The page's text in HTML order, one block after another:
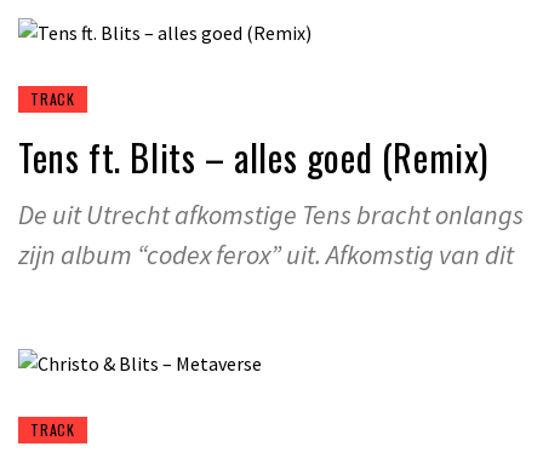
TRACK
Tens ft. Blits – alles goed (Remix)
De uit Utrecht afkomstige Tens bracht onlangs
zijn album “codex ferox” uit. Afkomstig van dit
TRACK